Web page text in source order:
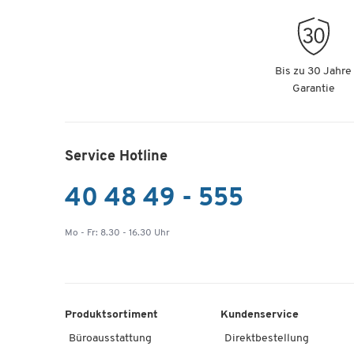
Textmarker - mit Keilspitze -
grün - 10 Stück
Bis zu 30 Jahre
Garantie
Service Hotline
40 48 49 - 555
Mo - Fr: 8.30 - 16.30 Uhr
Produktsortiment
Büroausstattung
Kundenservice
Direktbestellung